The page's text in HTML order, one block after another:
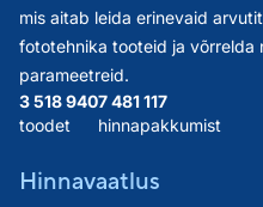
mis aitab leida erinevaid
fototehnika tooteid ja võrrelda
parameetreid.
3 518 940
toodet
7 481 117
hinnapakkumist
Hinnavaatlus